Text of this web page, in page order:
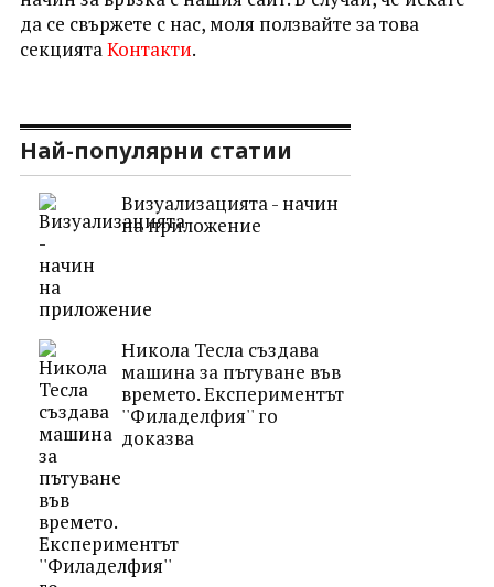
да се свържете с нас, моля ползвайте за това
секциятаКонтакти.
Най-популярни статии
Визуализацията - начин
на приложение
Никола Тесла създава
машина за пътуване във
времето. Експериментът
''Филаделфия'' го
доказва